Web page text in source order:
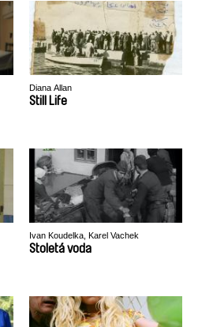
Diana Allan
Still Life
Ivan Koudelka, Karel Vachek
Stoletá voda